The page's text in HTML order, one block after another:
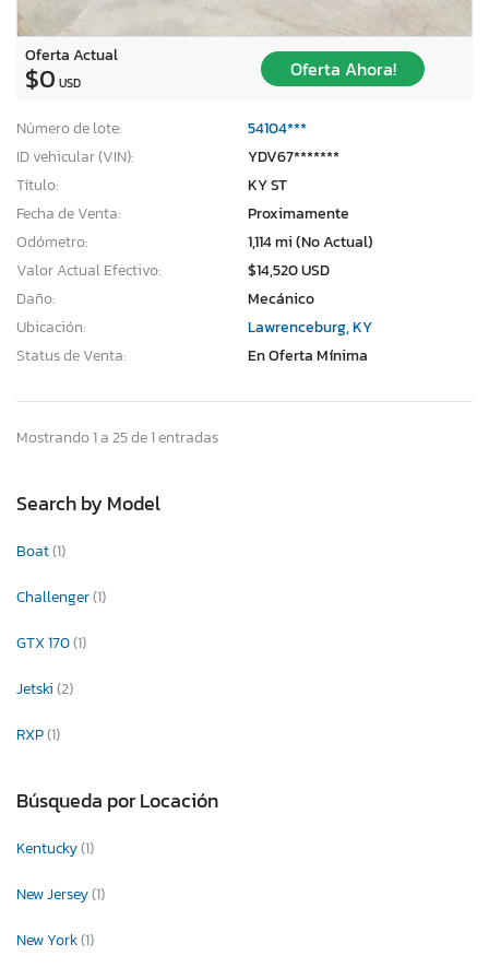
Oferta Actual
$0 USD
Oferta Ahora!
Número de lote:
54104***
ID vehicular (VIN):
YDV67*******
Título:
KY ST
Fecha de Venta:
Proximamente
Odómetro:
1,114 mi (No Actual)
Valor Actual Efectivo:
$14,520 USD
Daño:
Mecánico
Ubicación:
Lawrenceburg, KY
Status de Venta:
En Oferta Mínima
Mostrando 1 a 25 de 1 entradas
Search by Model
Boat(1)
Challenger(1)
GTX 170(1)
Jetski(2)
RXP(1)
Búsqueda por Locación
Kentucky(1)
New Jersey(1)
New York(1)